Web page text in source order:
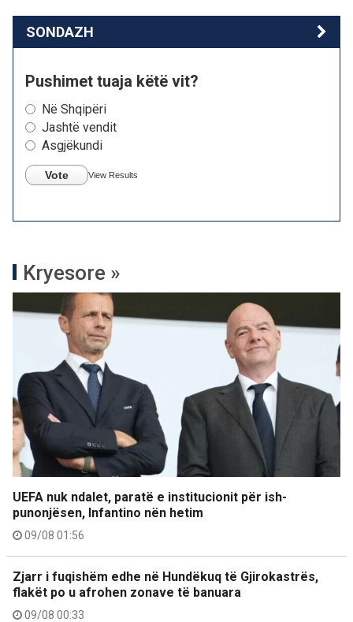
SONDAZH
Pushimet tuaja këtë vit?
Në Shqipëri
Jashtë vendit
Asgjëkundi
Vote View Results
Kryesore »
UEFA nuk ndalet, paratë e institucionit për ish-
punonjësen, Infantino nën hetim
09/08 01:56
Zjarr i fuqishëm edhe në Hundëkuq të Gjirokastrës,
flakët po u afrohen zonave të banuara
09/08 00:33